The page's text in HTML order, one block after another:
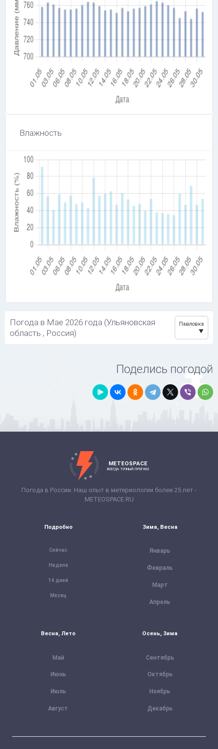
Влажность
Погода в Мае 2026 года (Ульяновская
область , Россия)
Павловка
Поделись погодой
METEOSPACE
ВСЕГДА ТОЧНЫЙ ПРОГНОЗ
Погода в России. Наш опыт в метериологии более 25 лет -
METEOSPACE.RU
Подробно
Сейчас
Неделя
14 дней
Месяц
Зима, Весна
Январь
Февраль
Март
Апрель
Весна, Лето
Май
Июнь
Июль
Август
Осень, Зима
Сентябрь
Октябрь
Ноябрь
Декабрь